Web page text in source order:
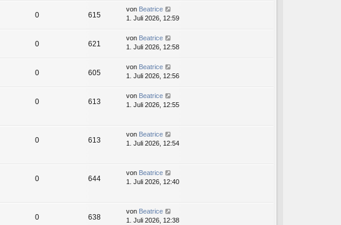
0 615
von Beatrice
1. Juli 2026, 12:59
0 621
von Beatrice
1. Juli 2026, 12:58
0 605
von Beatrice
1. Juli 2026, 12:56
0 613
von Beatrice
1. Juli 2026, 12:55
0 613
von Beatrice
1. Juli 2026, 12:54
0 644
von Beatrice
1. Juli 2026, 12:40
0 638
von Beatrice
1. Juli 2026, 12:38